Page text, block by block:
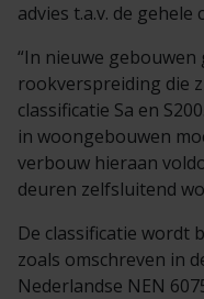
advies t.a.v. de gehele
“In nieuwe
rookverspreiding die
classificatie Sa en
in woongebouwen
verbouw hieraan
deuren zelfsluitend
De classificatie wordt
zoals omschreven in
Nederlandse NEN